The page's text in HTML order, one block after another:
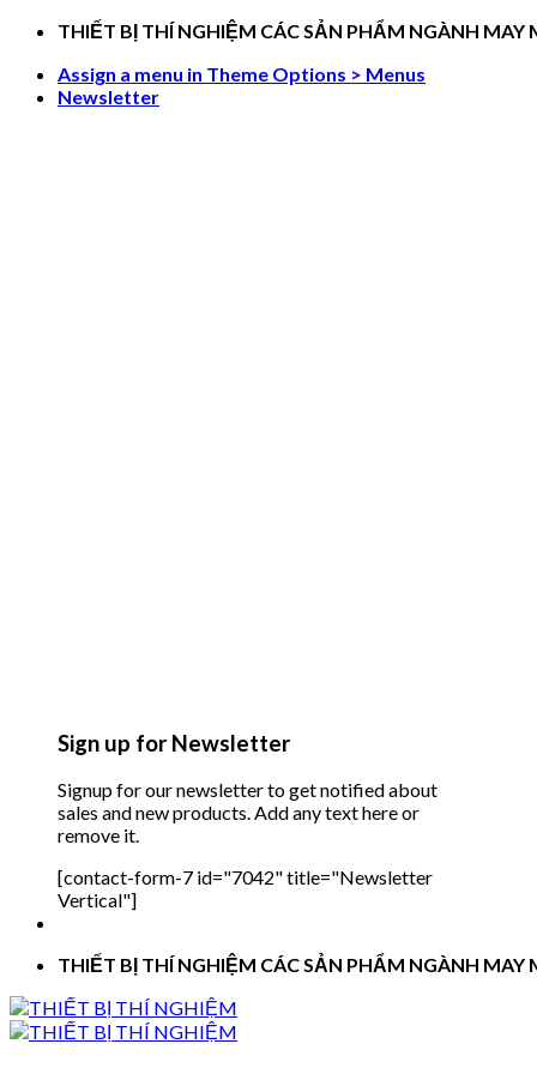
Skip
content
THIẾT BỊ THÍ NGHIỆM CÁC SẢN PHẨM NGÀNH MAY
Assign a menu in Theme Options > Menus
Newsletter
Sign up for Newsletter
Signup for our newsletter to get notified about
sales and new products. Add any text here or
remove it.
[contact-form-7 id="7042" title="Newsletter
Vertical"]
THIẾT BỊ THÍ NGHIỆM CÁC SẢN PHẨM NGÀNH MAY